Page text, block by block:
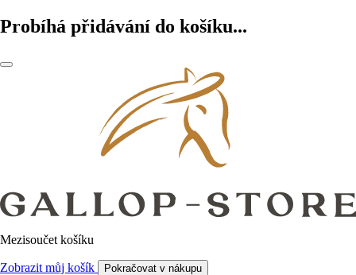
Probíhá přidávání do košíku...
Mezisoučet košíku
Zobrazit můj košík Pokračovat v nákupu